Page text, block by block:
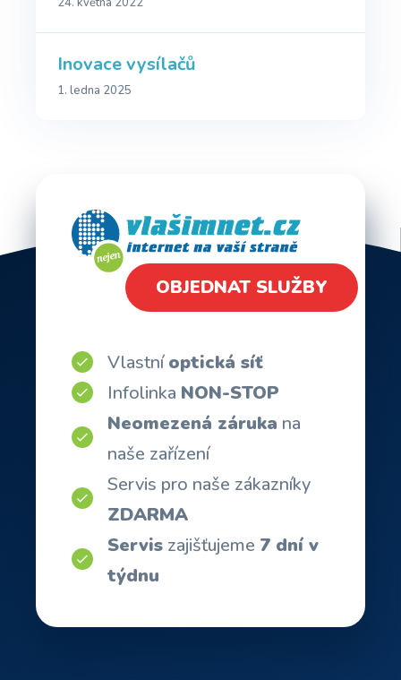
Inovace vysílačů
1. ledna 2025
OBJEDNAT SLUŽBY
Vlastníoptická síť
Infolinka NON-STOP
Neomezená záruka na
naše zařízení
Servis pro naše zákazníky
ZDARMA
Servis zajišťujeme 7 dní v
týdnu